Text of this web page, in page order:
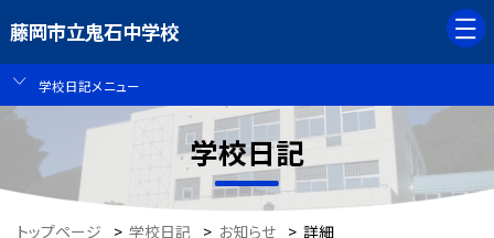
藤岡市立鬼石中学校
学校日記メニュー
学校日記
トップページ > 学校日記 > お知らせ > 詳細